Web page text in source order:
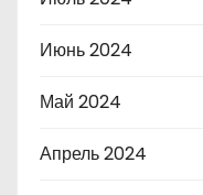
Июнь 2024
Май 2024
Апрель 2024